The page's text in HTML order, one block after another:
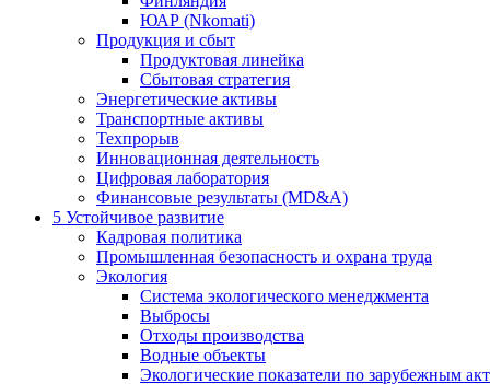
ЮАР (Nkomati)
Продукция и сбыт
Продуктовая линейка
Сбытовая стратегия
Энергетические активы
Транспортные активы
Техпрорыв
Инновационная деятельность
Цифровая лаборатория
Финансовые результаты (MD&A)
5 Устойчивое развитие
Кадровая политика
Промышленная безопасность и охрана труда
Экология
Система экологического менеджмента
Выбросы
Отходы производства
Водные объекты
Экологические показатели по зарубежным